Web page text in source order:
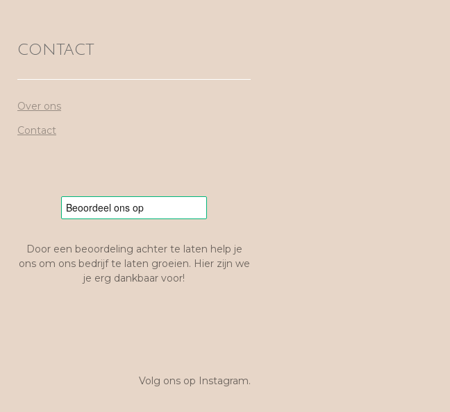
CONTACT
Over ons
Contact
Door een beoordeling achter te laten help je
ons om ons bedrijf te laten groeien. Hier zijn we
je erg dankbaar voor!
Volg ons op Instagram.